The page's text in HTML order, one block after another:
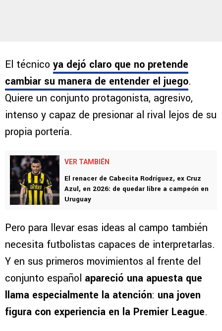
El técnicoya dejó claro que no pretende
cambiar su manera de entender el juego
intenso y capaz de presionar al rival lejos de su
propia portería.
El renacer de Cabecita Rodríguez, ex Cruz
Azul, en 2026: de quedar libre a campeón en
Uruguay
Pero para llevar esas ideas al campo también
necesita futbolistas capaces de interpretarlas.
Y en sus primeros movimientos al frente del